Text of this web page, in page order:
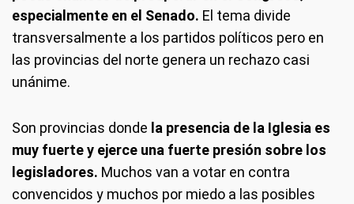
especialmente en el Senado. El tema divide
transversalmente a los partidos políticos pero en
las provincias del norte genera un rechazo casi
unánime.
Son provincias donde la presencia de la Iglesia es
muy fuerte y ejerce una fuerte presión sobre los
legisladores. Muchos van a votar en contra
convencidos y muchos por miedo a las posibles